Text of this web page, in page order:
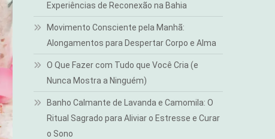
Experiências de Reconexão na Bahia
Movimento Consciente pela Manhã:
Alongamentos para Despertar Corpo e Alma
O Que Fazer com Tudo que Você Cria (e
Nunca Mostra a Ninguém)
Banho Calmante de Lavanda e Camomila: O
Ritual Sagrado para Aliviar o Estresse e Curar
o Sono